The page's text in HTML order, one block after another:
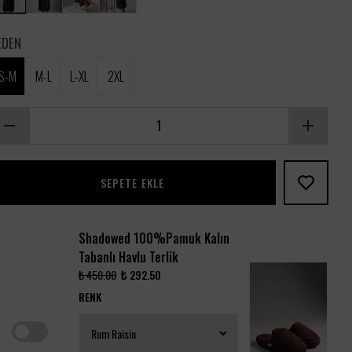
M M-L L-XL 2XL
SEPETE EKLE
Shadowed 100%Pamuk Kalın
Tabanlı Havlu Terlik
₺ 450.00 ₺ 292.50
RENK